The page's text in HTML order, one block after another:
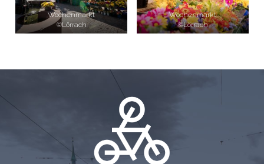
Wochenmarkt
©Lörrach
Wochenmarkt
©Lörrach